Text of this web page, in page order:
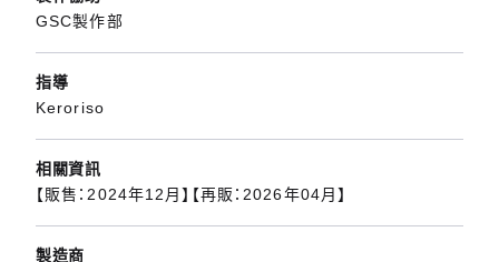
GSC製作部
指導
Keroriso
相關資訊
【販售：2024年12月】【再販：2026年04月】
製造商